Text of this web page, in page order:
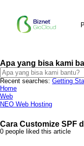
Apa yang bisa kami
Recent searches: Getting
Home
Web
NEO Web Hosting
Cara Customize SPF
0 people liked this article